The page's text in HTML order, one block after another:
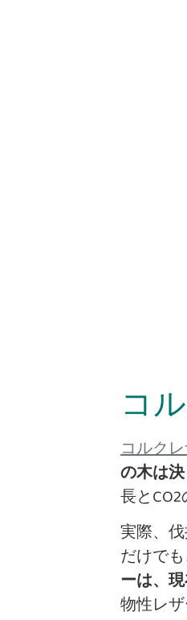
コ
コルク
の木は
長とCO2
実際、
だけで
ーは、
物性レ